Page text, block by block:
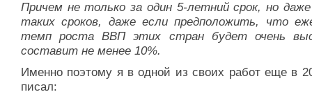
Причем не только за один 5-летний срок, но
таких сроков, даже если предположить, что
темп роста ВВП этих стран будет очень
составит не менее 10%.
Именно поэтому я в одной из своих работ еще в
писал: